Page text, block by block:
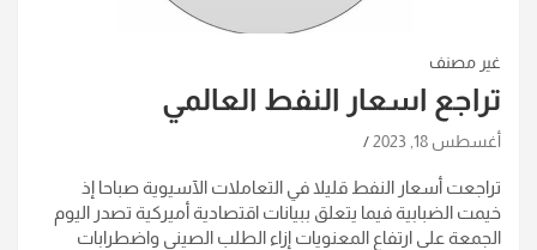
غير مصنف
تراجع اسعار النفط العالمي
أغسطس 18, 2023
تراجعت أسعار النفط قليلا في التعاملات الآسيوية صباحا إذ
خيمت الضبابية فيما يتعلق ببيانات اقتصادية أميركية تصدر اليوم
الجمعة على ارتفاع المعنويات إزاء الطلب الصيني واضطرابات